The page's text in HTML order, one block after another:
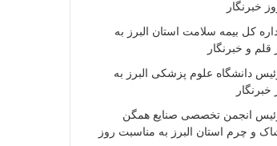
خبرنگار
کل بیمه سلامت استان البرز به
و خبرنگار
دانشگاه علوم پزشکی البرز به
رئیس انجمن تخصصی صنایع همگن
و چرم استان البرز به مناسبت روز